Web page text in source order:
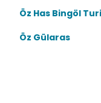
Öz Has Bingöl
Öz Gülaras